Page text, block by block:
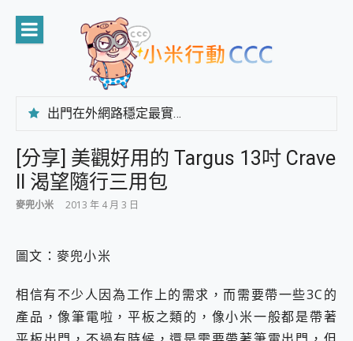
content
出門在外網路穩定最實在 「台灣大哥大」榮獲 4G/5G 在線率全球 NO.3 全台第一與全台六冠王實測心得，走到哪順到哪！
CP 值天花板~ Bongcom BS5 足球君開箱~ 短焦投影機 3千元就能擁有！ 折扣碼在這～
專為 PC上的 XBOX和掌機設計的 FireCuda X1070 SSD 固態硬碟開箱 評測
美到讓人超想擁有 moto pad 60 系列 與 Moto | Swarovski razr 60 冰藍限定版本 開箱 評測
好用的 EaseUS Partition Master 讓您輕鬆的移除與格式化有防寫保護的隨身碟或SD卡
一鍵修復模糊影片、舊照的 AI 好幫手! VideoProc Converter AI 新版全解析 × 年末優惠，一篇全看懂
[分享] 美觀好用的 Targus 13吋 Crave
II 渴望隨行三用包
麥兜小米 2013 年 4 月 3 日
圖文：麥兜小米
相信有不少人因為工作上的需求，而需要帶一些3C的
產品，像筆電啦，平板之類的，像小米一般都是帶著